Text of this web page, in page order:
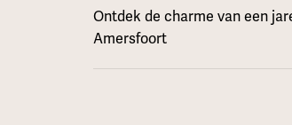
Ontdek de charme van een
Amersfoort